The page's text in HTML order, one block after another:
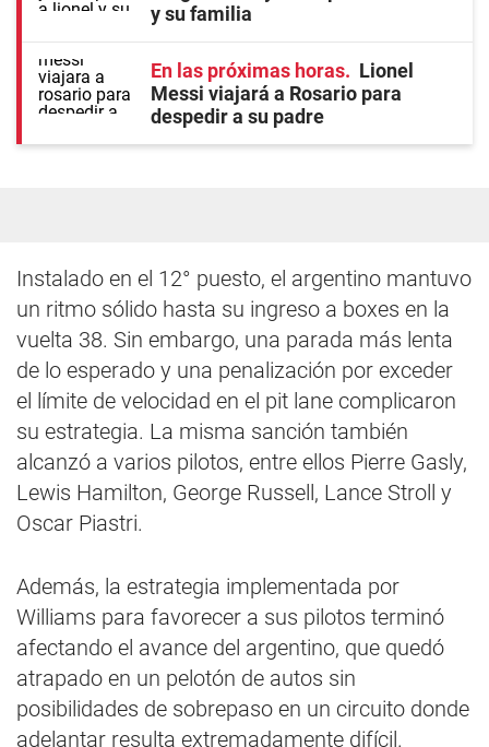
y su familia
En las próximas horas
Lionel
Messi viajará a Rosario para
despedir a su padre
Instalado en el 12° puesto, el argentino mantuvo
un ritmo sólido hasta su ingreso a boxes en la
vuelta 38. Sin embargo, una parada más lenta
de lo esperado y una penalización por exceder
el límite de velocidad en el pit lane complicaron
su estrategia. La misma sanción también
alcanzó a varios pilotos, entre ellos Pierre Gasly,
Lewis Hamilton, George Russell, Lance Stroll y
Oscar Piastri.
Además, la estrategia implementada por
Williams para favorecer a sus pilotos terminó
afectando el avance del argentino, que quedó
atrapado en un pelotón de autos sin
posibilidades de sobrepaso en un circuito donde
adelantar resulta extremadamente difícil.